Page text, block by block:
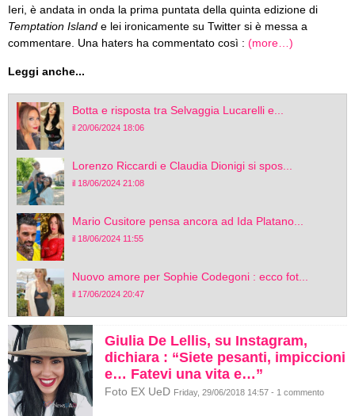
Ieri, è andata in onda la prima puntata della quinta edizione di
Temptation Island e lei ironicamente su Twitter si è messa a
commentare. Una haters ha commentato così : (more…)
Leggi anche...
Botta e risposta tra Selvaggia Lucarelli e...
il 20/06/2024 18:06
Lorenzo Riccardi e Claudia Dionigi si spos...
il 18/06/2024 21:08
Mario Cusitore pensa ancora ad Ida Platano...
il 18/06/2024 11:55
Nuovo amore per Sophie Codegoni : ecco fot...
il 17/06/2024 20:47
Giulia De Lellis, su Instagram,
dichiara : “Siete pesanti, impiccioni
e… Fatevi una vita e…”
Foto EX UeD Friday, 29/06/2018 14:57 - 1 commento